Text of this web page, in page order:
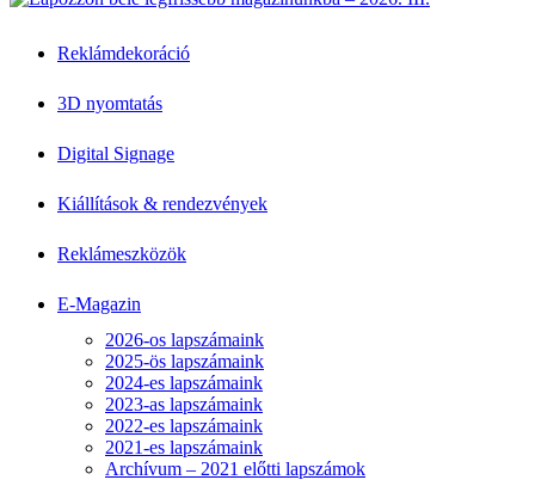
Reklámdekoráció
3D nyomtatás
Digital Signage
Kiállítások & rendezvények
Reklámeszközök
E-Magazin
2026-os lapszámaink
2025-ös lapszámaink
2024-es lapszámaink
2023-as lapszámaink
2022-es lapszámaink
2021-es lapszámaink
Archívum – 2021 előtti lapszámok